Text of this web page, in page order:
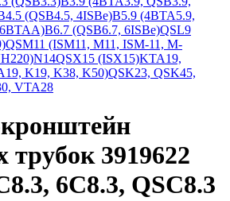
(QSB4.5, 4ISBe)B5.9 (4BTA5.9,
B6.7 (QSB6.7, 6ISBe)QSL9
QSM11 (ISM11, M11, ISM-11, M-
N14QSX15 (ISX15)KTA19,
K19, K38, K50)QSK23, QSK45,
VTA28
3919622
6C8.3, QSC8.3